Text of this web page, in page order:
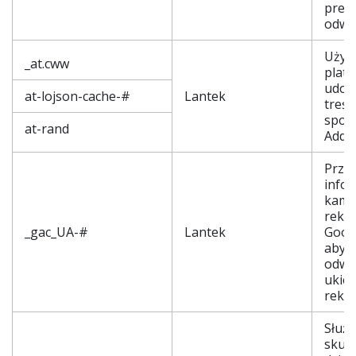
_at.cww
at-lojson-cache-#
at-rand
Lantek
treści
_gac_UA-# Lantek
aby